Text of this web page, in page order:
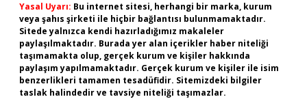
Yasal Uyarı: Bu internet sitesi, herhangi bir marka, kurum
veya şahıs şirketi ile hiçbir bağlantısı bulunmamaktadır.
Sitede yalnızca kendi hazırladığımız makaleler
paylaşılmaktadır. Burada yer alan içerikler haber niteliği
taşımamakta olup, gerçek kurum ve kişiler hakkında
paylaşım yapılmamaktadır. Gerçek kurum ve kişiler ile isim
benzerlikleri tamamen tesadüfidir. Sitemizdeki bilgiler
taslak halindedir ve tavsiye niteliği taşımazlar.